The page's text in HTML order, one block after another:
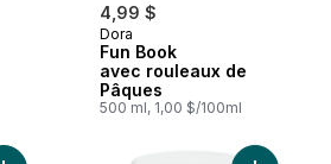
4,99 $
Préparé au Canada
Dora
Fun Book
avec rouleaux de
Pâques
500 ml, 1,00 $/100ml